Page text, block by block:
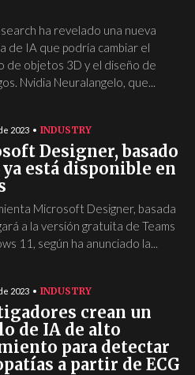
ha revelado una nueva
de IA que podría cambiar el
de objetos 3D y el diseño de
Nvidia Neuralangelo, que...
2023 INDUSTRY
Designer, basado
ya está disponible en
Microsoft Designer, basada
a la versión gratuita de Teams
11, según ha anunciado la...
2023 INDUSTRY
crean un
de IA de alto
para detectar
a partir de ECG